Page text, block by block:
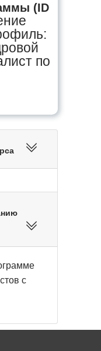
(ID
по
с